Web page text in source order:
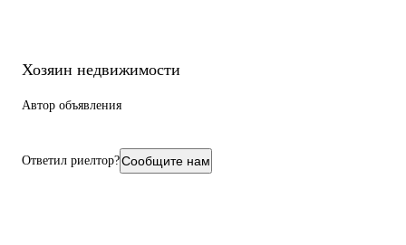
Хозяин недвижимости
Автор объявления
Ответил риелтор?Сообщите нам